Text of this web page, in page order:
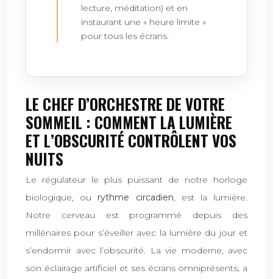
lecture, méditation) et en
instaurant une « heure limite »
pour tous les écrans.
LE CHEF D’ORCHESTRE DE VOTRE
SOMMEIL : COMMENT LA LUMIÈRE
ET L’OBSCURITÉ CONTRÔLENT VOS
NUITS
Le régulateur le plus puissant de notre horloge
biologique, ou rythme circadien, est la lumière.
Notre cerveau est programmé depuis des
millénaires pour s’éveiller avec la lumière du jour et
s’endormir avec l’obscurité. La vie moderne, avec
son éclairage artificiel et ses écrans omniprésents, a